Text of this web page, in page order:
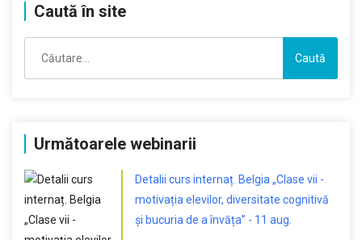
Caută în site
după:
Următoarele webinarii
Detalii curs internaț. Belgia „Clase vii -
motivația elevilor, diversitate cognitivă
și bucuria de a învăța” - 11 aug.